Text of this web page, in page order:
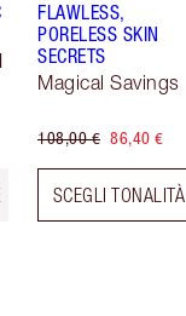
FLAWLESS,
PORELESS SKIN
SECRETS
Magical Savings
108,00 € 86,40 €
SCEGLI TONALITÀ